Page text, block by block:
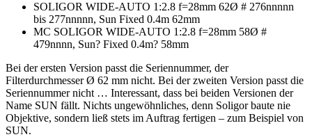
SOLIGOR WIDE-AUTO 1:2.8 f=28mm 62Ø # 276nnnnn
bis 277nnnnn, Sun Fixed 0.4m 62mm
MC SOLIGOR WIDE-AUTO 1:2.8 f=28mm 58Ø #
479nnnn, Sun? Fixed 0.4m? 58mm
Bei der ersten Version passt die Seriennummer, der
Filterdurchmesser Ø 62 mm nicht. Bei der zweiten Version passt die
Seriennummer nicht … Interessant, dass bei beiden Versionen der
Name SUN fällt. Nichts ungewöhnliches, denn Soligor baute nie
Objektive, sondern ließ stets im Auftrag fertigen – zum Beispiel von
SUN.